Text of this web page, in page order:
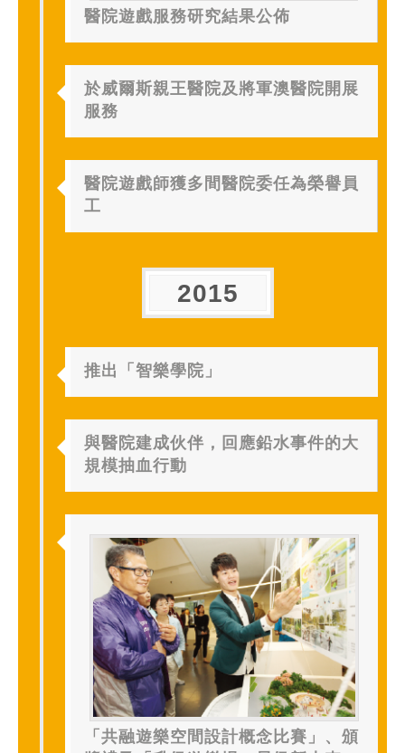
醫院遊戲服務研究結果公佈
於威爾斯親王醫院及將軍澳醫院開展
服務
醫院遊戲師獲多間醫院委任為榮譽員
工
2015
推出「智樂學院」
與醫院建成伙伴，回應鉛水事件的大
規模抽血行動
「共融遊樂空間設計概念比賽」、頒